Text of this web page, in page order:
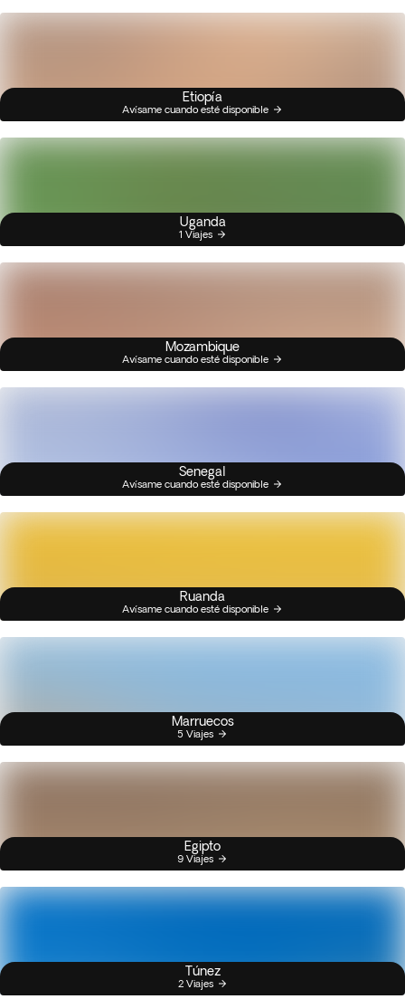
Etiopía
Avísame cuando esté disponible
Uganda
1 Viajes
Mozambique
Avísame cuando esté disponible
Senegal
Avísame cuando esté disponible
Ruanda
Avísame cuando esté disponible
Marruecos
5 Viajes
Egipto
9 Viajes
Túnez
2 Viajes